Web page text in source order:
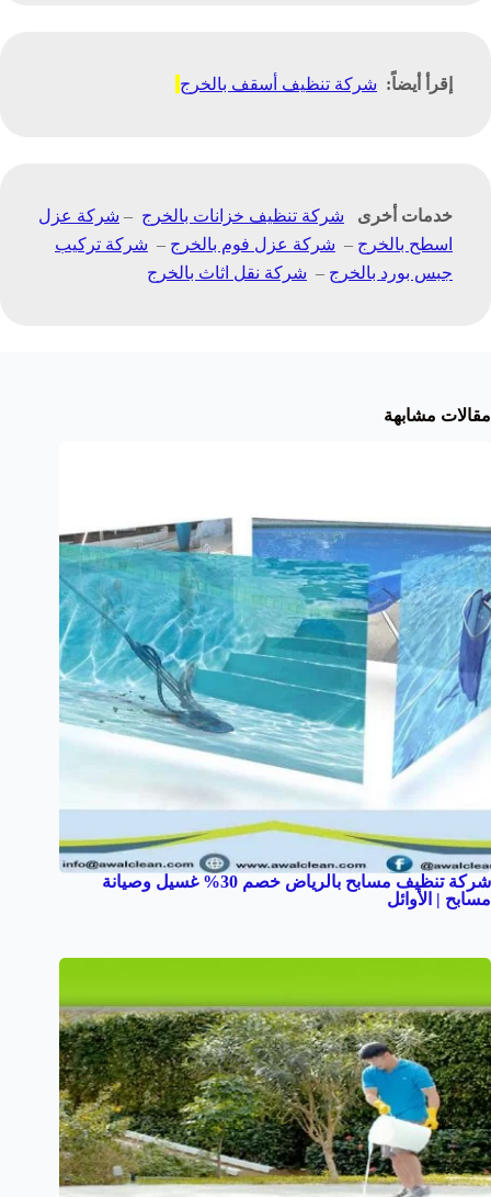
إقرأ أيضاً: شركة تنظيف أسقف بالخرج
خدمات أخرى شركة تنظيف خزانات بالخرج – شركة عزل
اسطح بالخرج – شركة عزل فوم بالخرج – شركة تركيب
جبس بورد بالخرج – شركة نقل اثاث بالخرج
مقالات مشابهة
شركة تنظيف مسابح بالرياض خصم 30% غسيل وصيانة
مسابح | الأوائل